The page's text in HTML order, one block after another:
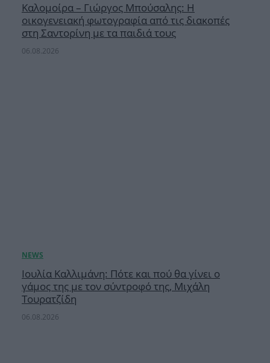
Καλομοίρα – Γιώργος Μπούσαλης: Η
οικογενειακή φωτογραφία από τις διακοπές
στη Σαντορίνη με τα παιδιά τους
06.08.2026
Ιουλία Καλλιμάνη: Πότε και πού θα γίνει ο
γάμος της με τον σύντροφό της, Μιχάλη
Τουρατζίδη
06.08.2026